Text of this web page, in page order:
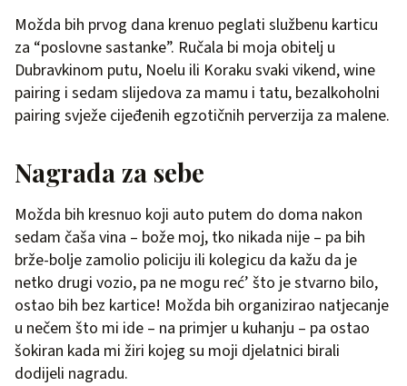
Možda bih prvog dana krenuo peglati službenu karticu
za “poslovne sastanke”. Ručala bi moja obitelj u
Dubravkinom putu, Noelu ili Koraku svaki vikend, wine
pairing i sedam slijedova za mamu i tatu, bezalkoholni
pairing svježe cijeđenih egzotičnih perverzija za malene.
Nagrada za sebe
Možda bih kresnuo koji auto putem do doma nakon
sedam čaša vina – bože moj, tko nikada nije – pa bih
brže-bolje zamolio policiju ili kolegicu da kažu da je
netko drugi vozio, pa ne mogu reć’ što je stvarno bilo,
ostao bih bez kartice! Možda bih organizirao natjecanje
u nečem što mi ide – na primjer u kuhanju – pa ostao
šokiran kada mi žiri kojeg su moji djelatnici birali
dodijeli nagradu.